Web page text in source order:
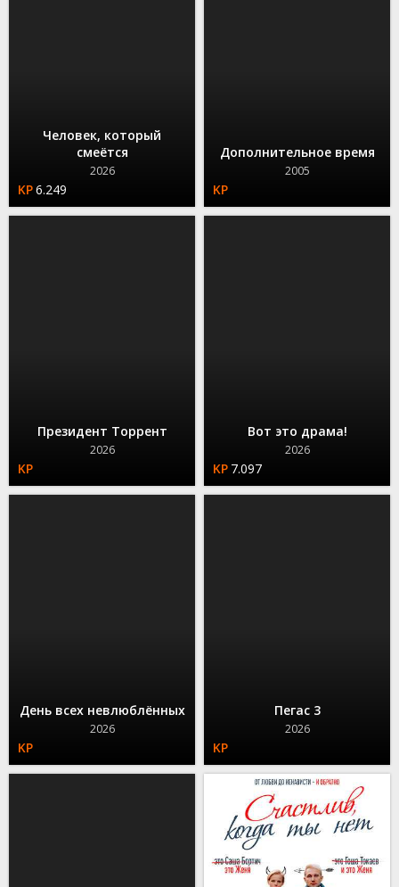
Человек, который
смеётся
2026
6.249
Дополнительное время
2005
Президент Торрент
2026
Вот это драма!
2026
7.097
День всех невлюблённых
2026
Пегас 3
2026